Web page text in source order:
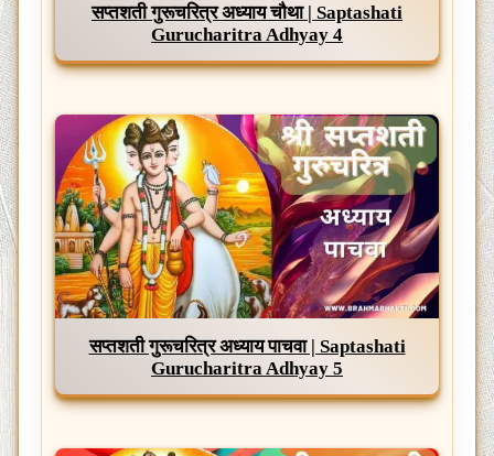
सप्तशती गुरूचरित्र अध्याय चौथा | Saptashati
Gurucharitra Adhyay 4
सप्तशती गुरूचरित्र अध्याय पाचवा | Saptashati
Gurucharitra Adhyay 5